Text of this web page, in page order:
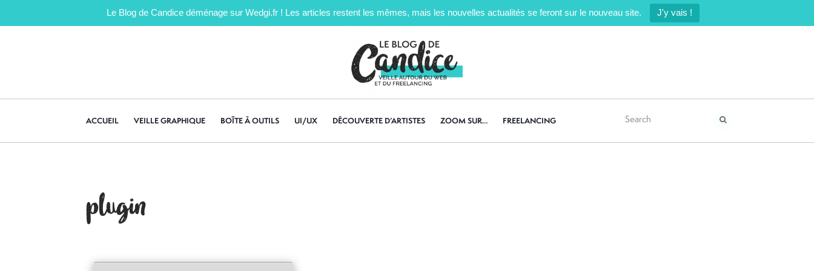
Le Blog de Candice déménage sur Wedgi.fr ! Les articles restent les mêmes, mais les nouvelles actualités se feront sur le nouveau site. J'y vais !
ACCUEIL VEILLE GRAPHIQUE BOÎTE À OUTILS UI/UX DÉCOUVERTE D’ARTISTES ZOOM SUR… FREELANCING
plugin